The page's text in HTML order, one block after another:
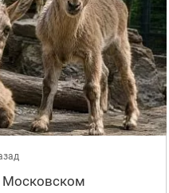
Московском